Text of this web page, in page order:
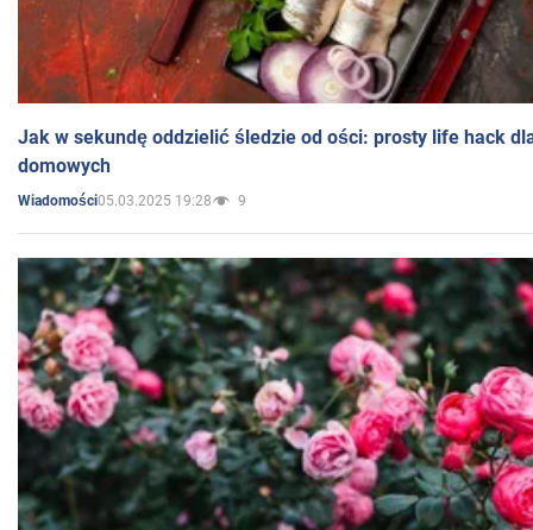
Jak w sekundę oddzielić śledzie od ości: prosty life hack
domowych
Wiadomości05.03.2025 19:28 9